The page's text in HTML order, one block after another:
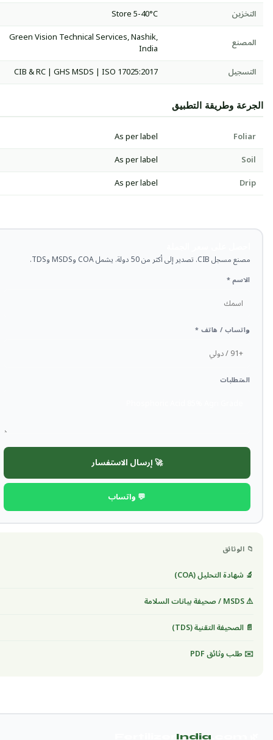
التخزين
Store 5-40°C
المصنع
Green Vision Technical Services, Nashik,
India
التسجيل
CIB & RC | GHS MSDS | ISO 17025:2017
الجرعة وطريقة التطبيق
Foliar
As per label
Soil
As per label
Drip
As per label
مصنع مسجل CIB. تصدير إلى أكثر من 50 دولة. يشمل COA وMSDS وTDS.
الاسم *
واتساب / هاتف *
المتطلبات
🚀 إرسال الاستفسار
💬 واتساب
📁 الوثائق
🔬 شهادة التحليل (COA)
⚠️ MSDS / صحيفة بيانات السلامة
📄 الصحيفة التقنية (TDS)
✉️ طلب وثائق PDF
India